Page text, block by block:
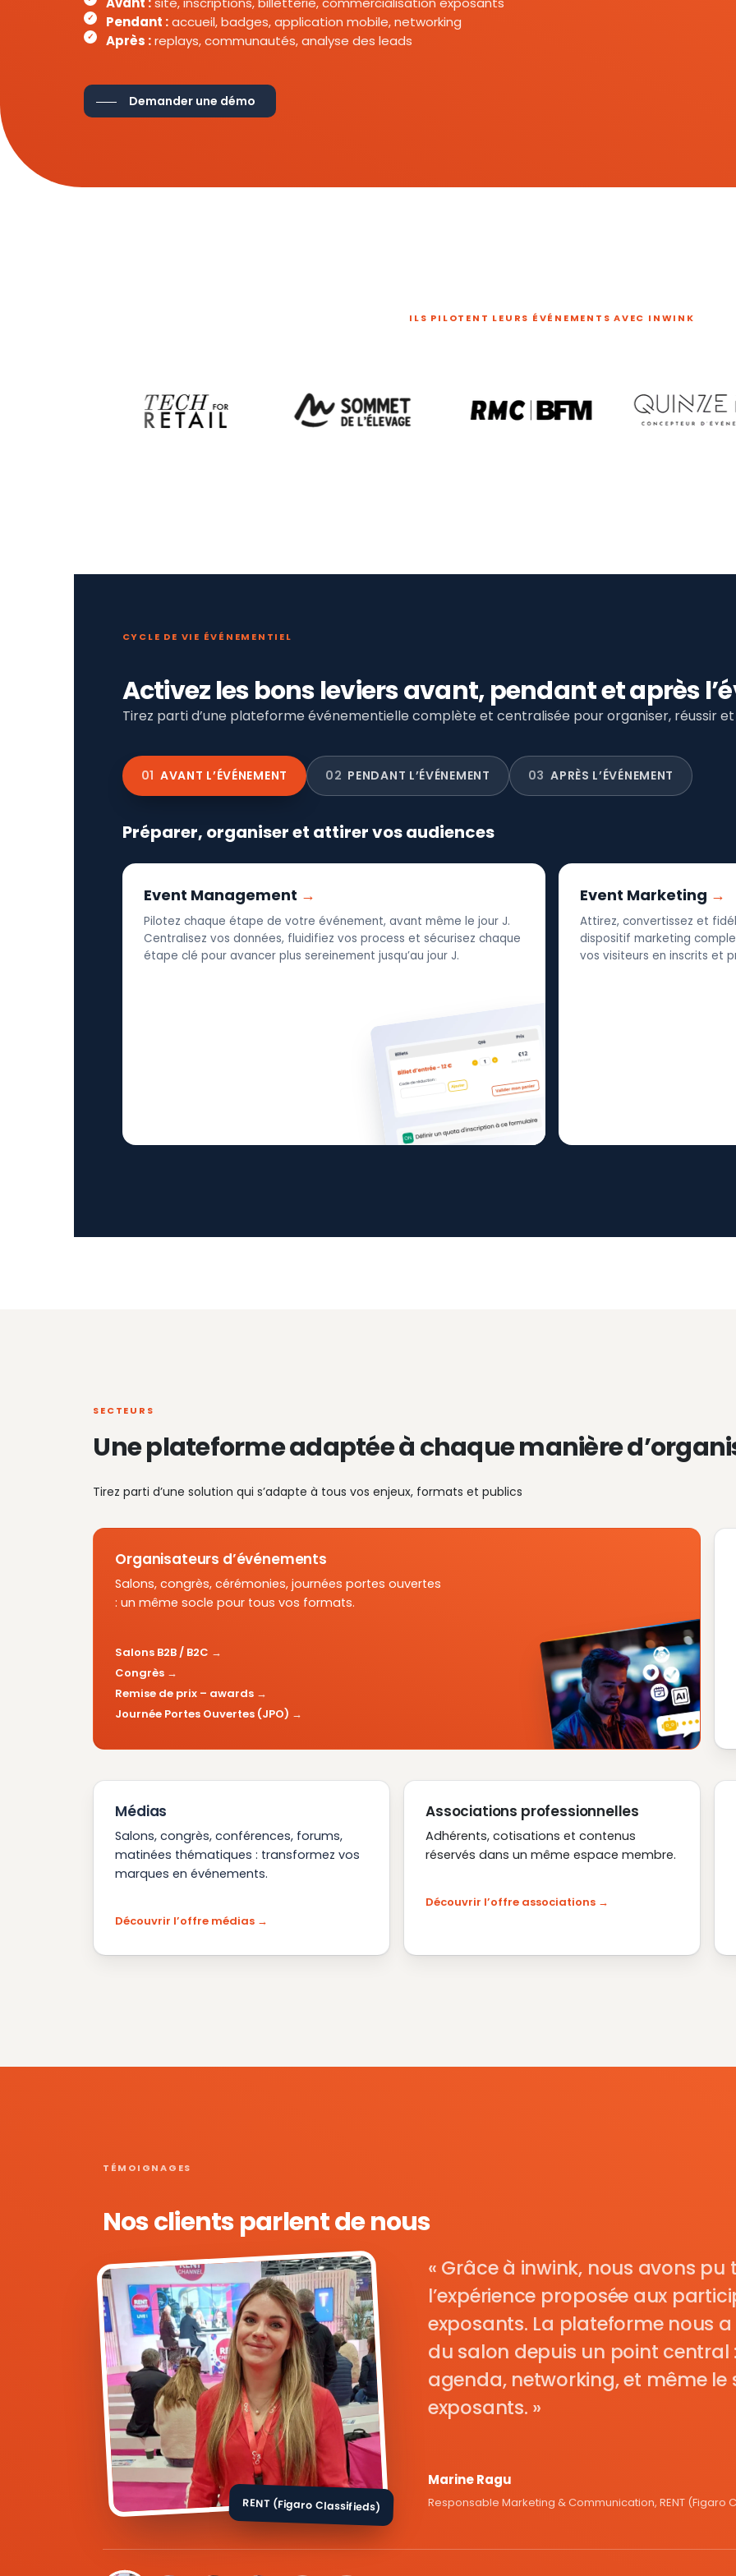
Pendant :accueil, badges, application mobile, networking
Après :replays, communautés, analyse des leads
Demander une démo
ILS PILOTENT LEURS ÉVÉNEMENTS AVEC INWINK
CYCLE DE VIE ÉVÉNEMENTIEL
Activez les bons leviers avant, pendant et après
Tirez parti d’une plateforme événementielle complète et centralisée pour organiser, réussir
01 AVANT L’ÉVÉNEMENT 02 PENDANT L’ÉVÉNEMENT 03 APRÈS L’ÉVÉNEMENT
Préparer, organiser et attirer vos audiences
Event Management
Pilotez chaque étape de votre événement, avant même le jour J.
Centralisez vos données, fluidifiez vos process et sécurisez chaque
étape clé pour avancer plus sereinement jusqu’au jour J.
Event Marketing
Attirez, convertissez et
dispositif marketing
vos visiteurs en inscrits et
SECTEURS
Une plateforme adaptée à chaque manière
Tirez parti d’une solution qui s’adapte à tous vos enjeux, formats et publics
Organisateurs d’événements
Salons, congrès, cérémonies, journées portes ouvertes
: un même socle pour tous vos formats.
Salons B2B / B2C
Congrès
Remise de prix – awards
Journée Portes Ouvertes (JPO)
Médias
Salons, congrès, conférences, forums,
matinées thématiques : transformez vos
marques en événements.
Découvrir l’offre médias
Associations professionnelles
Adhérents, cotisations et contenus
réservés dans un même espace membre.
Découvrir l’offre associations
TÉMOIGNAGES
Nos clients parlent de nous
RENT (Figaro Classifieds)
Grâce à inwink, nous avons
l’expérience proposée aux
exposants. La plateforme nous
du salon depuis un point central
agenda, networking, et même le
exposants.
Marine Ragu
Responsable Marketing & Communication, RENT (Figaro